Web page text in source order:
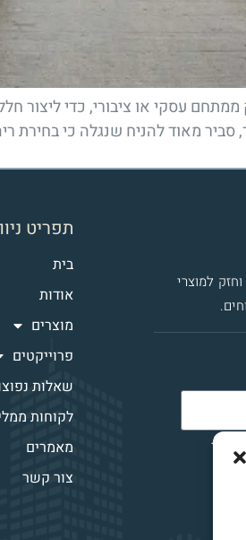
עסקי או ציבורי, כדי ליצור
מאוד להניח שנגלה כי בחירת
למוצרי
קשר
תפריט
בית
אודות
מוצרים
פרוייקטים
שאלות
לקוחות
מאמרים
צור קשר